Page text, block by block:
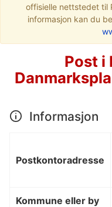
offisielle nettstedet til
informasjon kan du
Post i
Informasjon
Postkontoradresse
Kommune eller by